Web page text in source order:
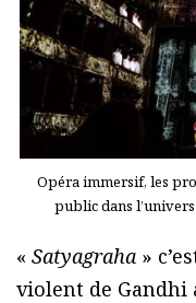
Opéra immersif, les
public dans
« Satyagraha »
violent de Gandhi